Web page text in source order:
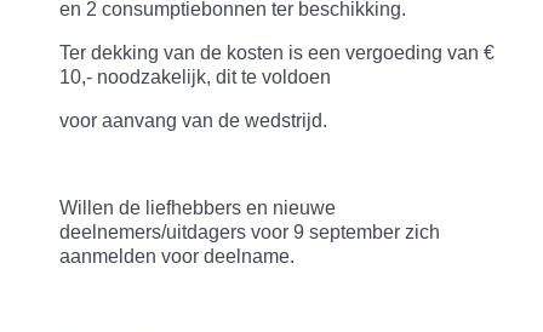
en 2 consumptiebonnen ter beschikking.
Ter dekking van de kosten is een vergoeding van €
10,- noodzakelijk, dit te voldoen
voor aanvang van de wedstrijd.
Willen de liefhebbers en nieuwe
deelnemers/uitdagers voor 9 september zich
aanmelden voor deelname.